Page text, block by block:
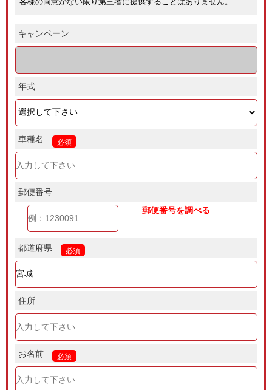
キャンペーン
年式
車種名 必須
郵便番号
郵便番号を調べる
都道府県 必須
住所
お名前 必須